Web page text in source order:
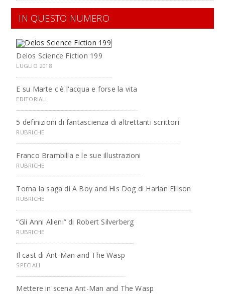
IN QUESTO NUMERO
Delos Science Fiction 199
LUGLIO 2018
E su Marte c'è l'acqua e forse la vita
EDITORIALI
5 definizioni di fantascienza di altrettanti scrittori
RUBRICHE
Franco Brambilla e le sue illustrazioni
RUBRICHE
Torna la saga di A Boy and His Dog di Harlan Ellison
RUBRICHE
“Gli Anni Alieni” di Robert Silverberg
RUBRICHE
Il cast di Ant-Man and The Wasp
SPECIALI
Mettere in scena Ant-Man and The Wasp